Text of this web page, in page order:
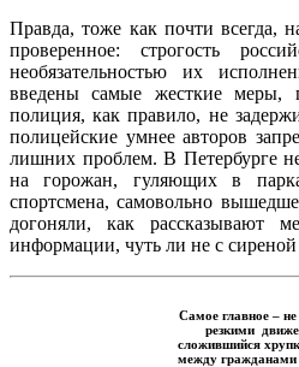
Правда, тоже как почти всегда,
проверенное: строгость
необязательностью их
введены самые жесткие
полиция, как правило, не
полицейские умнее авторов
лишних проблем. В Петербурге
на горожан, гуляющих в
спортсмена, самовольно
догоняли, как рассказывают
информации, чуть ли не с
Самое главное –
резкими
сложившийся
между гражданами